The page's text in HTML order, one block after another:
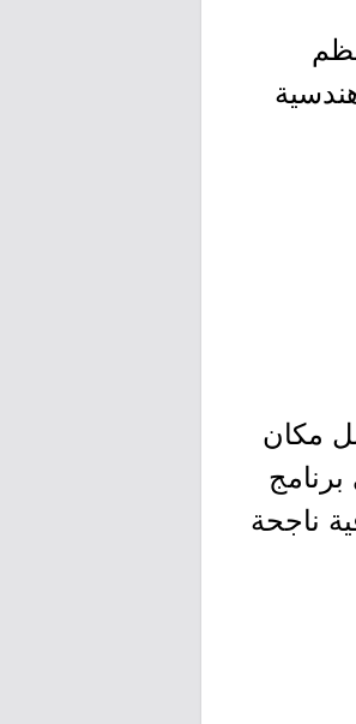
حيث اعتبر ساب في عام 2022م أفضل مكان
ناجحة